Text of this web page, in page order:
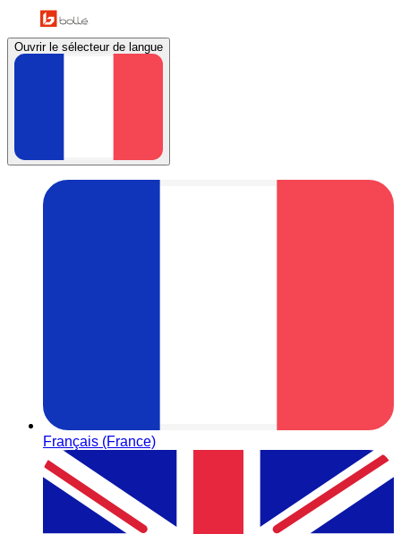
Ouvrir le sélecteur de langue
Français (France)